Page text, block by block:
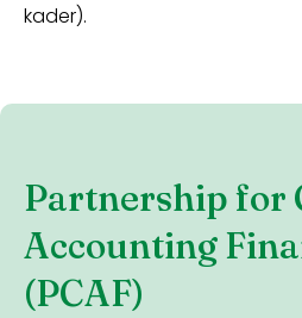
kader).
Partnership for
Accounting
(PCAF)